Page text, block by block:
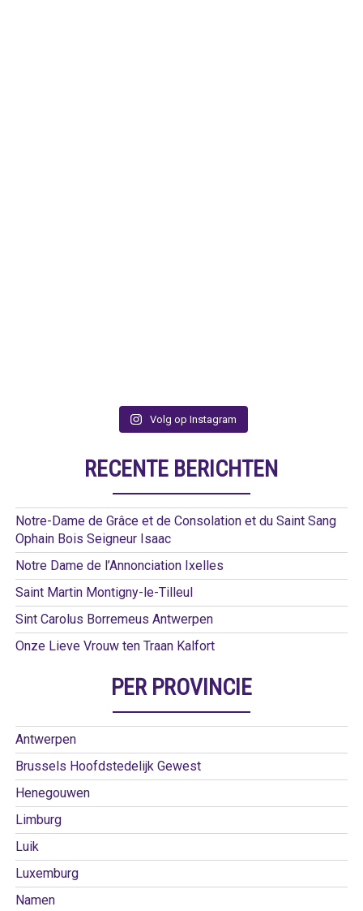
Volg op Instagram
RECENTE BERICHTEN
Notre-Dame de Grâce et de Consolation et du Saint Sang
Ophain Bois Seigneur Isaac
Notre Dame de l’Annonciation Ixelles
Saint Martin Montigny-le-Tilleul
Sint Carolus Borremeus Antwerpen
Onze Lieve Vrouw ten Traan Kalfort
PER PROVINCIE
Antwerpen
Brussels Hoofdstedelijk Gewest
Henegouwen
Limburg
Luik
Luxemburg
Namen